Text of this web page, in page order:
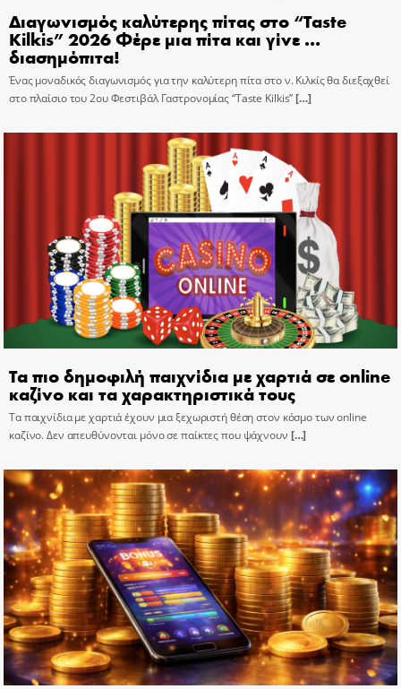
Διαγωνισμός καλύτερης πίτας στο “Taste
Kilkis” 2026 Φέρε μια πίτα και γίνε …
διασημόπιτα!
Ένας μοναδικός διαγωνισμός για την καλύτερη πίτα στο ν. Κιλκίς θα διεξαχθεί
στο πλαίσιο του 2ου Φεστιβάλ Γαστρονομίας “Taste Kilkis”[…]
Τα πιο δημοφιλή παιχνίδια με χαρτιά σε online
καζίνο και τα χαρακτηριστικά τους
Τα παιχνίδια με χαρτιά έχουν μια ξεχωριστή θέση στον κόσμο των online
καζίνο. Δεν απευθύνονται μόνο σε παίκτες που ψάχνουν […]